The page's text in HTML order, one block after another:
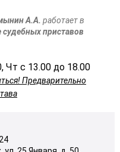
А.А. работает в
приставов
Чт с 13.00 до 18.00
Предварительно